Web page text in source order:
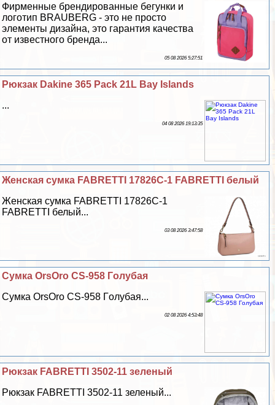
Фирменные брендированные бегунки и
логотип BRAUBERG - это не просто
элементы дизайна, это гарантия качества
от известного бренда...
05 08 2026 5:27:51
Рюкзак Dakine 365 Pack 21L Bay Islands
...
04 08 2026 19:13:35
Женская сумка FABRETTI 17826C-1 FABRETTI белый
Женская сумка FABRETTI 17826C-1
FABRETTI белый...
03 08 2026 3:47:58
Сумка OrsOro CS-958 Гoлyбая
Сумка OrsOro CS-958 Гoлyбая...
02 08 2026 4:53:48
Рюкзак FABRETTI 3502-11 зеленый
Рюкзак FABRETTI 3502-11 зеленый...